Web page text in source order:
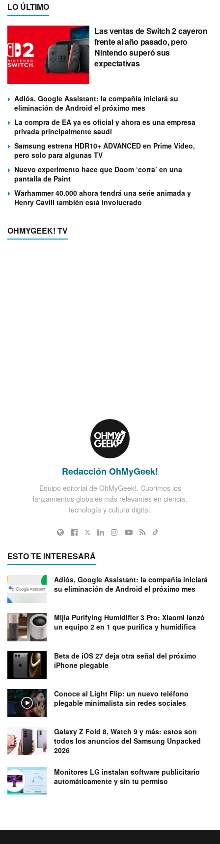
LO ÚLTIMO
Las ventas de Switch 2 cayeron
frente al año pasado, pero
Nintendo superó sus
expectativas
Adiós, Google Assistant: la compañía iniciará su
eliminación de Android el próximo mes
La compra de EA ya es oficial y ahora es una empresa
privada principalmente saudí
Samsung estrena HDR10+ ADVANCED en Prime Video,
pero solo para algunas TV
Nuevo experimento hace que Doom ‘corra’ en una
pantalla de Paint
Warhammer 40.000 ahora tendrá una serie animada y
Henry Cavill también está involucrado
OHMYGEEK! TV
Redacción OhMyGeek!
Equipo editorial de OhMyGeek!. Cubrimos los
lanzamientos globales más relevantes en ciencia,
tecnología y cultura digital.
ESTO TE INTERESARÁ
Adiós, Google Assistant: la compañía iniciará
su eliminación de Android el próximo mes
Mijia Purifying Humidifier 3 Pro: Xiaomi lanzó
un equipo 2 en 1 que purifica y humidifica
Beta de iOS 27 deja otra señal del próximo
iPhone plegable
Conoce al Light Flip: un nuevo teléfono
plegable minimalista sin redes sociales
Galaxy Z Fold 8, Watch 9 y más: estos son
todos los anuncios del Samsung Unpacked
2026
Monitores LG instalan software publicitario
automáticamente y sin tu permiso